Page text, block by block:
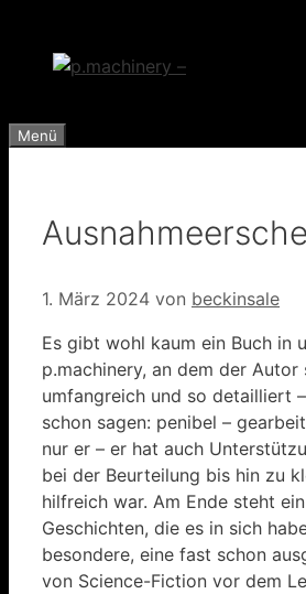
springen
Menü
1. März 2024 von beckinsale
Es gibt wohl kaum ein Buch in
p.machinery, an dem der Autor
umfangreich und so detailliert
schon sagen: penibel –
nur er – er hat auch
bei der Beurteilung bis hin zu
hilfreich war. Am Ende steht
Geschichten, die es in sich
besondere, eine fast schon
von Science-Fiction vor dem